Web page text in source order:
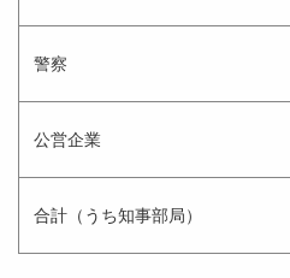
警察
公営企業
合計（うち知事部局）